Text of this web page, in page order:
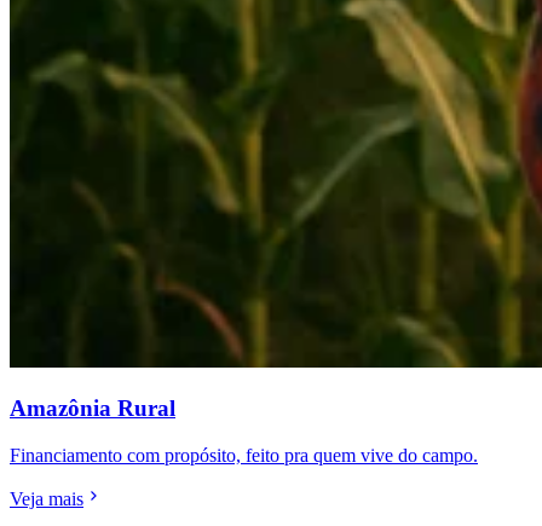
Amazônia Rural
Financiamento com propósito, feito pra quem vive do campo.
Veja mais